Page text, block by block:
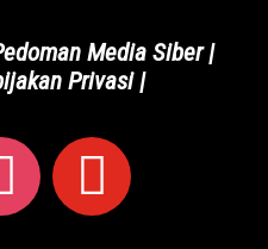
Media Siber|
Privasi|